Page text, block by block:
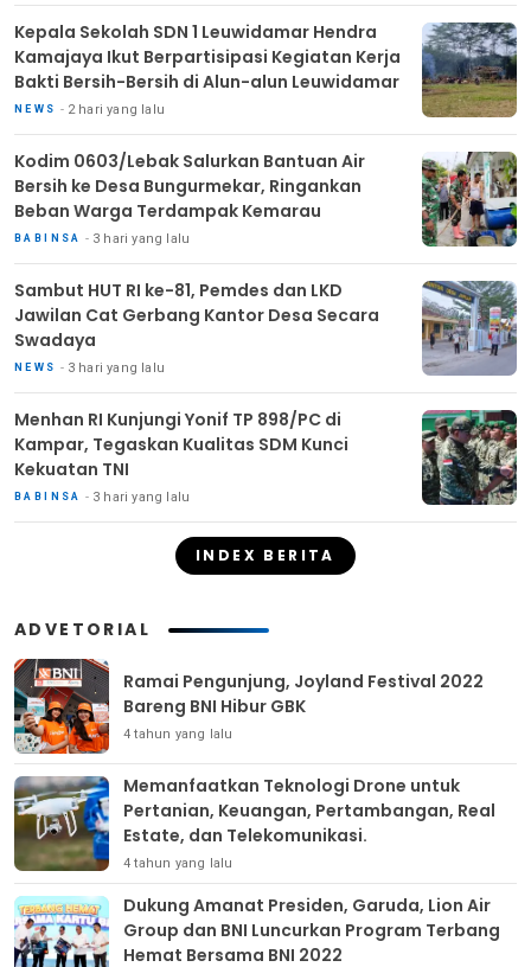
Kepala Sekolah SDN 1 Leuwidamar Hendra
Kamajaya Ikut Berpartisipasi Kegiatan Kerja
Bakti Bersih-Bersih di Alun-alun Leuwidamar
NEWS 2 hari yang lalu
Kodim 0603/Lebak Salurkan Bantuan Air
Bersih ke Desa Bungurmekar, Ringankan
Beban Warga Terdampak Kemarau
BABINSA 3 hari yang lalu
Sambut HUT RI ke-81, Pemdes dan LKD
Jawilan Cat Gerbang Kantor Desa Secara
Swadaya
NEWS 3 hari yang lalu
Menhan RI Kunjungi Yonif TP 898/PC di
Kampar, Tegaskan Kualitas SDM Kunci
Kekuatan TNI
BABINSA 3 hari yang lalu
INDEX BERITA
ADVETORIAL
Ramai Pengunjung, Joyland Festival 2022
Bareng BNI Hibur GBK
4 tahun yang lalu
Memanfaatkan Teknologi Drone untuk
Pertanian, Keuangan, Pertambangan, Real
Estate, dan Telekomunikasi.
4 tahun yang lalu
Dukung Amanat Presiden, Garuda, Lion Air
Group dan BNI Luncurkan Program Terbang
Hemat Bersama BNI 2022